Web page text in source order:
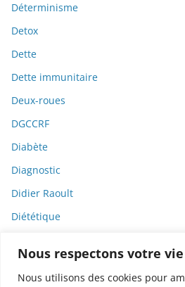
Nous respectons votre
Nous utilisons des cookies pour
Déterminisme
Detox
Dette
Dette immunitaire
Deux-roues
DGCCRF
Diabète
Diagnostic
Didier Raoult
Diététique